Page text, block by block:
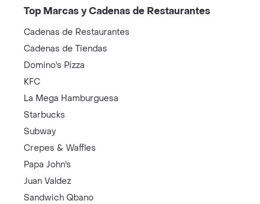
Top Marcas y Cadenas de Restaurantes
Cadenas de Restaurantes
Cadenas de Tiendas
Domino's Pizza
KFC
La Mega Hamburguesa
Starbucks
Subway
Crepes & Waffles
Papa John's
Juan Valdez
Sandwich Qbano